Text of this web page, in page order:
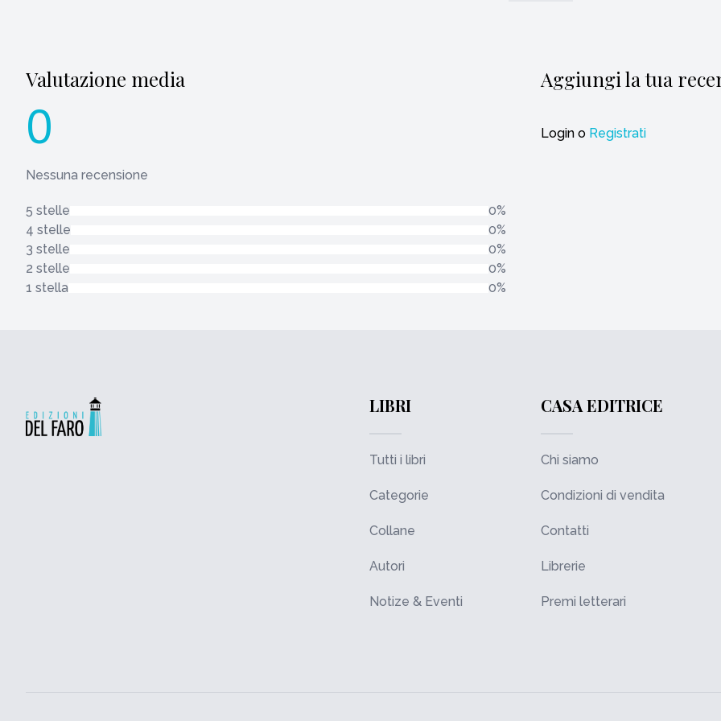
Valutazione media
0
Nessuna recensione
5 stelle
0%
4 stelle
0%
3 stelle
0%
2 stelle
0%
1 stella
0%
Aggiungi la tua
Login o Registrati
LIBRI
Tutti i libri
Categorie
Collane
Autori
Notize & Eventi
CASA EDITRICE
Chi siamo
Condizioni di vendita
Contatti
Librerie
Premi letterari